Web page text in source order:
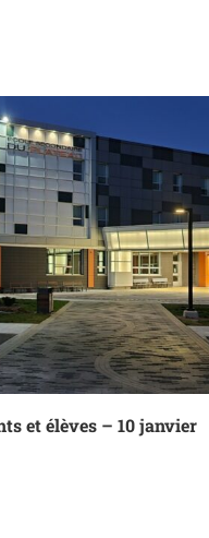
et élèves – 10 janvier